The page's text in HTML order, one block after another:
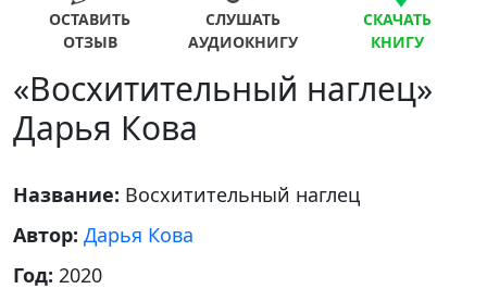
ОСТАВИТЬ
ОТЗЫВ
СЛУШАТЬ
АУДИОКНИГУ
СКАЧАТЬ
КНИГУ
«Восхитительный наглец»
Дарья Кова
Название: Восхитительный наглец
Автор: Дарья Кова
Год: 2020